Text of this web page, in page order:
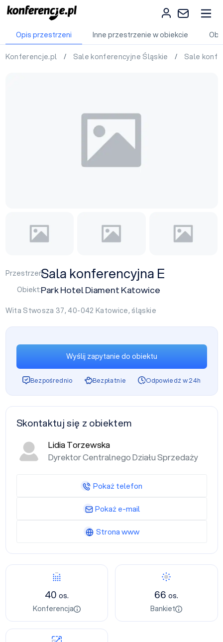
Opis przestrzeni Inne przestrzenie w obiekcie
Konferencje.pl / Sale konferencyjne Śląskie / Sale
Przestrzeń:Sala konferencyjna E
Obiekt:Park Hotel Diament Katowice
Wita Stwosza 37, 40-042 Katowice, śląskie
40 os.
Konferencja
66os.
Bankiet
Wyślij zapytanie do obiektu
Bezpośrednio Bezpłatnie Odpowiedź w 24h
Skontaktuj się z obiektem
Lidia Torzewska
Dyrektor Centralnego Działu Sprzedaży
Pokaż telefon
Pokaż e-mail
Strona www